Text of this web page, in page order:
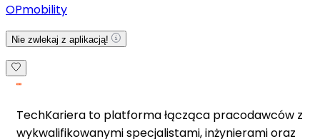
OPmobility
Nie zwlekaj z aplikacją!
TechKariera to platforma łącząca pracodawców z
wykwalifikowanymi specjalistami, inżynierami oraz